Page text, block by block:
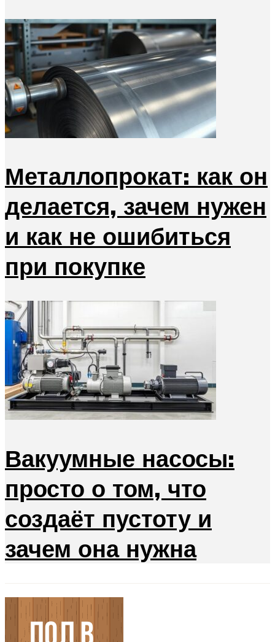
Металлопрокат: как он
делается, зачем нужен
и как не ошибиться
при покупке
Вакуумные насосы:
просто о том, что
создаёт пустоту и
зачем она нужна